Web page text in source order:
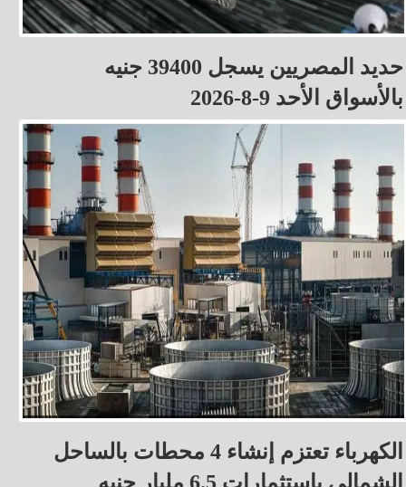
حديد المصريين يسجل 39400 جنيه
بالأسواق الأحد 9-8-2026
الكهرباء تعتزم إنشاء 4 محطات بالساحل
الشمالي باستثمارات 6.5 مليار جنيه